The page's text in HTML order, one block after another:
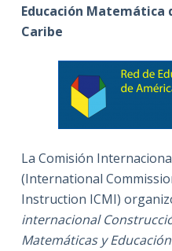
Educación Matemática
Caribe
La Comisión
(International
Instruction ICMI)
internacional
Matemáticas y